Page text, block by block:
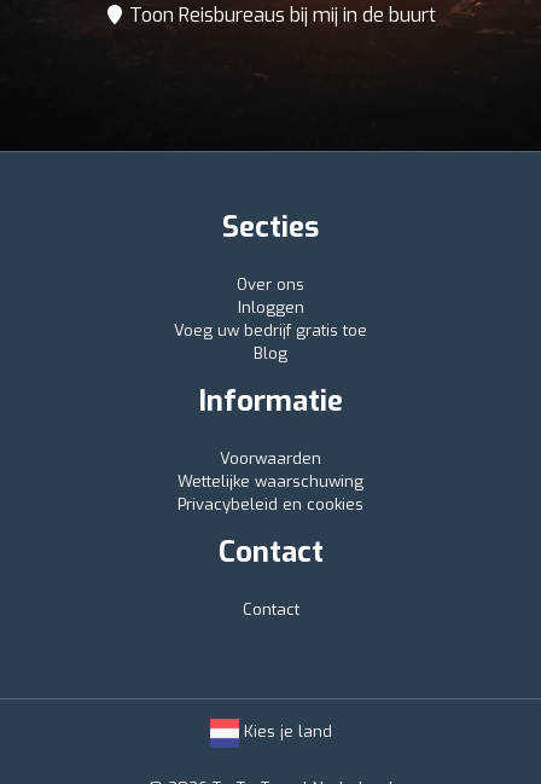
Toon Reisbureaus bij mij in de buurt
Secties
Over ons
Inloggen
Voeg uw bedrijf gratis toe
Blog
Informatie
Voorwaarden
Wettelijke waarschuwing
Privacybeleid en cookies
Contact
Contact
Kies je land